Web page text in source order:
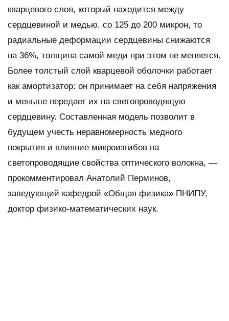
кварцевого слоя, который находится между
сердцевиной и медью, со 125 до 200 микрон, то
радиальные деформации сердцевины снижаются
на 36%, толщина самой меди при этом не меняется.
Более толстый слой кварцевой оболочки работает
как амортизатор: он принимает на себя напряжения
и меньше передает их на светопроводящую
сердцевину. Составленная модель позволит в
будущем учесть неравномерность медного
покрытия и влияние микроизгибов на
светопроводящие свойства оптического волокна, —
прокомментировал Анатолий Перминов,
заведующий кафедрой «Общая физика» ПНИПУ,
доктор физико-математических наук.